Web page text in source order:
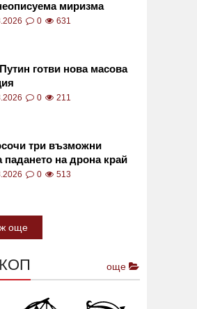
миризма
в София СНИМКИ
0 631
готви нова масова
0 211
три възможни
падането на дрона край
0 513
още
още